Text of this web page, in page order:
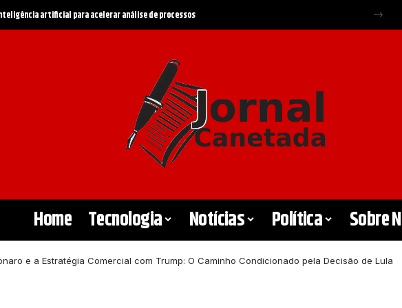
entre Polícia Federal e Supremo
Home Tecnologia Notícias Política Sobre
e a Estratégia Comercial com Trump: O Caminho Condicionado pela Decisão de Lula